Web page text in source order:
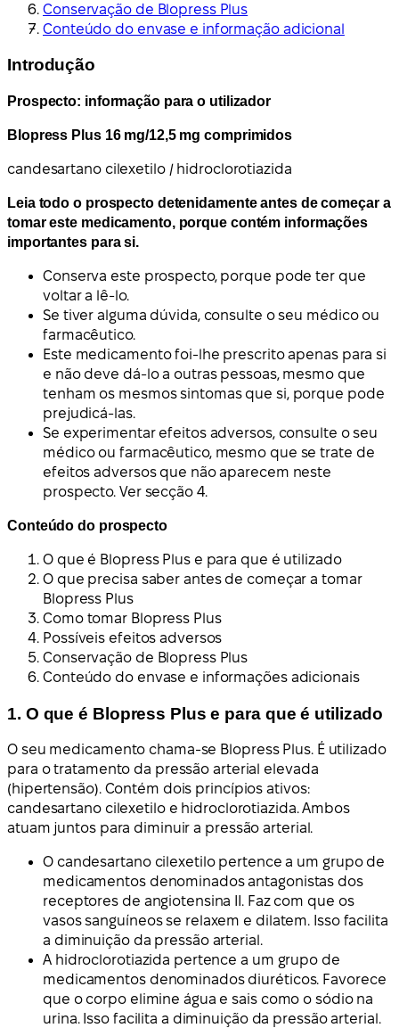
Conservação de Blopress Plus
Conteúdo do envase e informação adicional
Introdução
Prospecto: informação para o utilizador
Blopress Plus 16 mg/12,5 mg comprimidos
candesartano cilexetilo / hidroclorotiazida
Leia todo o prospecto detenidamente antes de começar a
tomar este medicamento, porque contém informações
importantes para si.
Conserva este prospecto, porque pode ter que
voltar a lê-lo.
Se tiver alguma dúvida, consulte o seu médico ou
farmacêutico.
Este medicamento foi-lhe prescrito apenas para si
e não deve dá-lo a outras pessoas, mesmo que
tenham os mesmos sintomas que si, porque pode
prejudicá-las.
Se experimentar efeitos adversos, consulte o seu
médico ou farmacêutico, mesmo que se trate de
efeitos adversos que não aparecem neste
prospecto. Ver secção 4.
Conteúdo do prospecto
O que é Blopress Plus e para que é utilizado
O que precisa saber antes de começar a tomar
Blopress Plus
Como tomar Blopress Plus
Possíveis efeitos adversos
Conservação de Blopress Plus
Conteúdo do envase e informações adicionais
1. O que é Blopress Plus e para que é utilizado
O seu medicamento chama-se Blopress Plus. É utilizado
para o tratamento da pressão arterial elevada
(hipertensão). Contém dois princípios ativos:
candesartano cilexetilo e hidroclorotiazida. Ambos
atuam juntos para diminuir a pressão arterial.
O candesartano cilexetilo pertence a um grupo de
medicamentos denominados antagonistas dos
receptores de angiotensina II. Faz com que os
vasos sanguíneos se relaxem e dilatem. Isso facilita
a diminuição da pressão arterial.
A hidroclorotiazida pertence a um grupo de
medicamentos denominados diuréticos. Favorece
que o corpo elimine água e sais como o sódio na
urina. Isso facilita a diminuição da pressão arterial.